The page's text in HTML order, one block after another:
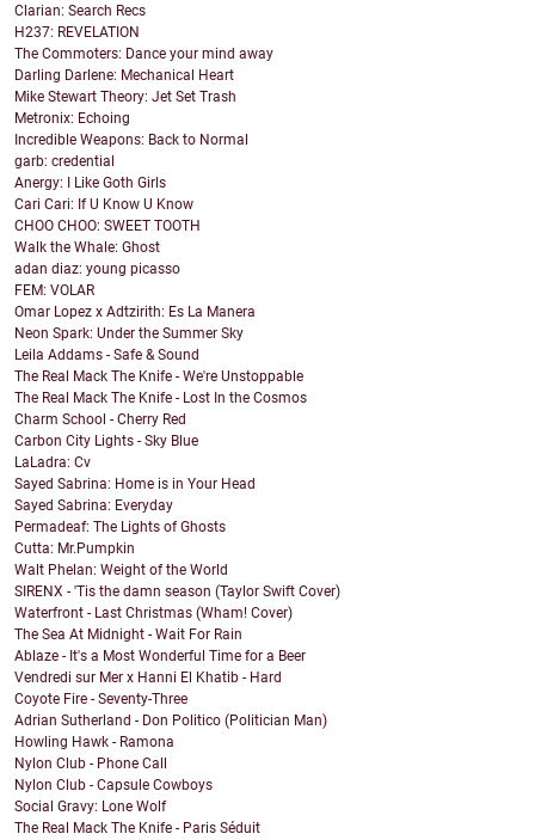
Clarian: Search Recs
H237: REVELATION
The Commoters: Dance your mind away
Darling Darlene: Mechanical Heart
Mike Stewart Theory: Jet Set Trash
Metronix: Echoing
Incredible Weapons: Back to Normal
garb: credential
Anergy: I Like Goth Girls
Cari Cari: If U Know U Know
CHOO CHOO: SWEET TOOTH
Walk the Whale: Ghost
adan diaz: young picasso
FEM: VOLAR
Omar Lopez x Adtzirith: Es La Manera
Neon Spark: Under the Summer Sky
Leila Addams - Safe & Sound
The Real Mack The Knife - We're Unstoppable
The Real Mack The Knife - Lost In the Cosmos
Charm School - Cherry Red
Carbon City Lights - Sky Blue
LaLadra: Cv
Sayed Sabrina: Home is in Your Head
Sayed Sabrina: Everyday
Permadeaf: The Lights of Ghosts
Cutta: Mr.Pumpkin
Walt Phelan: Weight of the World
SIRENX - 'Tis the damn season (Taylor Swift Cover)
Waterfront - Last Christmas (Wham! Cover)
The Sea At Midnight - Wait For Rain
Ablaze - It's a Most Wonderful Time for a Beer
Vendredi sur Mer x Hanni El Khatib - Hard
Coyote Fire - Seventy-Three
Adrian Sutherland - Don Politico (Politician Man)
Howling Hawk - Ramona
Nylon Club - Phone Call
Nylon Club - Capsule Cowboys
Social Gravy: Lone Wolf
The Real Mack The Knife - Paris Séduit